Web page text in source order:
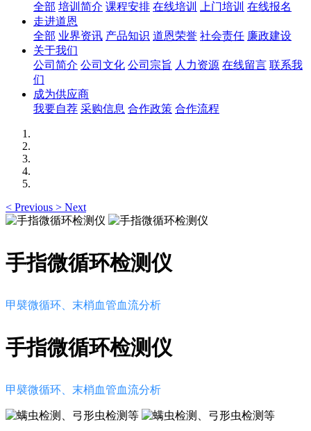
全部 培训简介 课程安排 在线培训 上门培训 在线报名
走进道恩
全部 业界资讯 产品知识 道恩荣誉 社会责任 廉政建设
关于我们
公司简介 公司文化 公司宗旨 人力资源 在线留言 联系我
们
成为供应商
我要自荐 采购信息 合作政策 合作流程
< Previous > Next
手指微循环检测仪
甲襞微循环、末梢血管血流分析
手指微循环检测仪
甲襞微循环、末梢血管血流分析